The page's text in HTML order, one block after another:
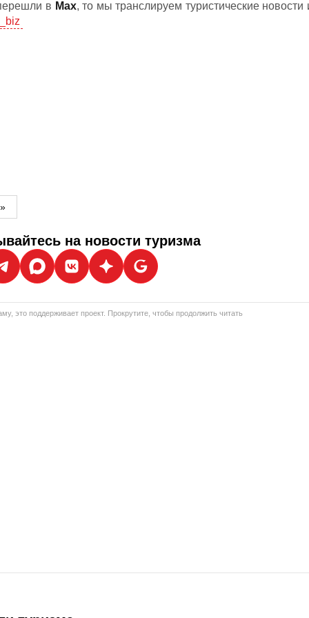
в Мах, то мы транслируем туристические новости
на новости туризма
это поддерживает проект. Прокрутите, чтобы продолжить читать